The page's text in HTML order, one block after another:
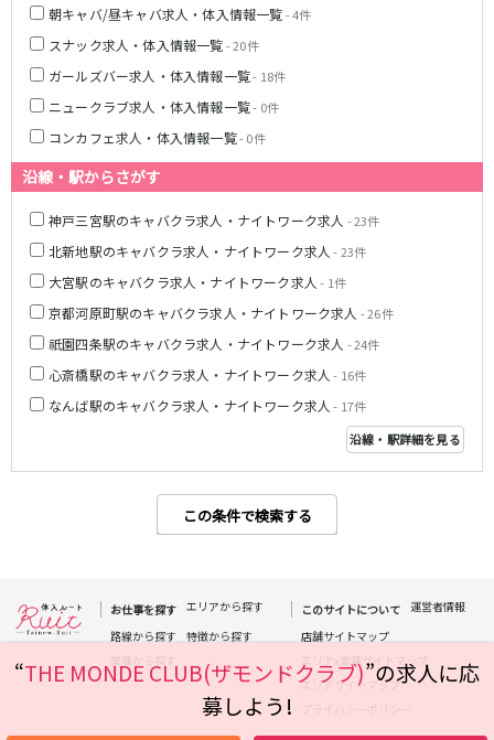
朝キャバ/昼キャバ求人・体入情報一覧- 4件
スナック求人・体入情報一覧- 20件
ガールズバー求人・体入情報一覧- 18件
ニュークラブ求人・体入情報一覧- 0件
コンカフェ求人・体入情報一覧- 0件
沿線・駅からさがす
神戸三宮駅のキャバクラ求人・ナイトワーク求人 - 23件
北新地駅のキャバクラ求人・ナイトワーク求人 - 23件
大宮駅のキャバクラ求人・ナイトワーク求人 - 1件
京都河原町駅のキャバクラ求人・ナイトワーク求人 - 26件
祇園四条駅のキャバクラ求人・ナイトワーク求人 - 24件
心斎橋駅のキャバクラ求人・ナイトワーク求人 - 16件
なんば駅のキャバクラ求人・ナイトワーク求人 - 17件
沿線・駅詳細を見る
この条件で検索する
十三駅
阪神本線
神戸三宮駅
尼崎駅
西宮駅
出屋敷駅
福島駅
JR山陽本線(姫路～岡山)
JR大阪環状線
天満駅
弁天町駅
森ノ宮駅
福島駅
Osaka Metro堺筋線
扇町駅
北浜駅
近鉄難波線
Osaka Metro千日前線
お仕事を探す エリアから探す
路線から探す
特徴から探す
このサイトについて
運営者情報
店舗サイトマップ
エリアx業種サイトマップ
エリアサイトマップ
“THE MONDE CLUB(ザモンドクラブ)”の求人に応
募しよう!